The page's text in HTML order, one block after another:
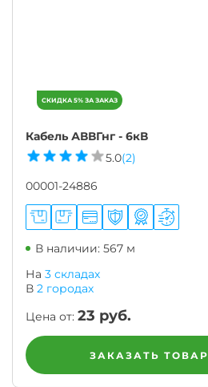
Кабель АВВГнг - 6кВ
5.0(2)
00001-24886
В наличии: 567 м
На 3 складах
В 2 городах
Цена от: 23 руб.
ЗАКАЗАТЬ ТОВАР